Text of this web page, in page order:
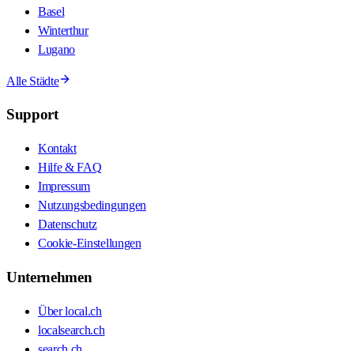
Basel
Winterthur
Lugano
Alle Städte
Support
Kontakt
Hilfe & FAQ
Impressum
Nutzungsbedingungen
Datenschutz
Cookie-Einstellungen
Unternehmen
Über local.ch
localsearch.ch